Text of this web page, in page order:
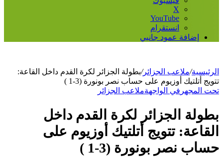
‫X
‫YouTube
انستقرام
إضافة عمود جانبي
الرئيسية/ملاعب الجزائر/بطولة الجزائر لكرة القدم داخل القاعة:
تتويج أتلتيك أوزيوم على حساب نصر بونورة (3-1 )
تحت المجهر في الواجهةملاعب الجزائر
بطولة الجزائر لكرة القدم داخل
القاعة: تتويج أتلتيك أوزيوم على
حساب نصر بونورة (3-1 )